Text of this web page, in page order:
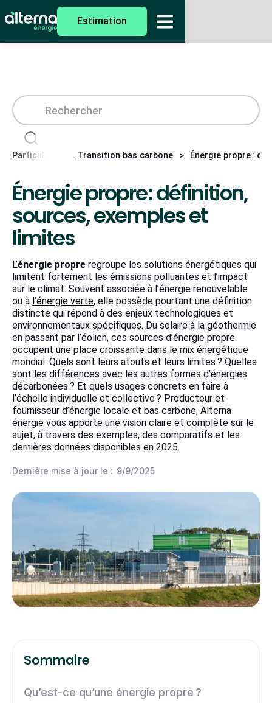
Estimation
Particuliers Transition bas carbone > Énergie propre :
Énergie propre : définition,
sources, exemples et
limites
L’énergie propre regroupe les solutions énergétiques qui
limitent fortement les émissions polluantes et l’impact
sur le climat. Souvent associée à l’énergie renouvelable
ou à l’énergie verte, elle possède pourtant une définition
distincte qui répond à des enjeux technologiques et
environnementaux spécifiques. Du solaire à la géothermie
en passant par l’éolien, ces sources d’énergie propre
occupent une place croissante dans le mix énergétique
mondial. Quels sont leurs atouts et leurs limites ? Quelles
sont les différences avec les autres formes d’énergies
décarbonées ? Et quels usages concrets en faire à
l’échelle individuelle et collective ? Producteur et
fournisseur d’énergie locale et bas carbone, Alterna
énergie vous apporte une vision claire et complète sur le
sujet, à travers des exemples, des comparatifs et les
dernières données disponibles en 2025.
Dernière mise à jour le : 9/9/2025
Sommaire
Qu’est-ce qu’une énergie propre ?